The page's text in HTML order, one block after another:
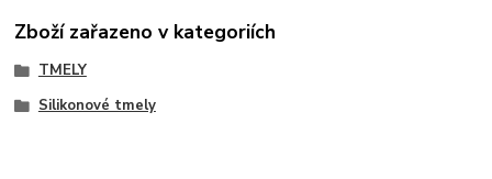
Zboží zařazeno v kategoriích
TMELY
Silikonové tmely